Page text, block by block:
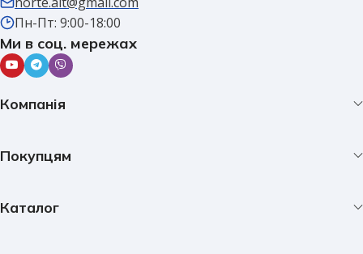
Пн-Пт: 9:00-18:00
Ми в соц. мережах
Компанія
Покупцям
Каталог